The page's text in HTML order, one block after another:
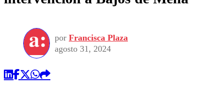
por Francisca Plaza
agosto 31, 2024